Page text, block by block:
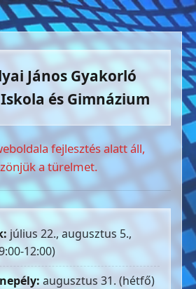
János Gyakorló
és Gimnázium
fejlesztés alatt áll,
a türelmet.
július 22., augusztus 5.,
12:00)
augusztus 31. (hétfő)